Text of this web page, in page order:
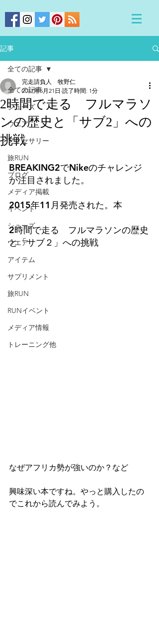
記事
全ての記事
シューズ
ウエア
アクセサリー
旅RUN
ブログ
メディア掲載
イベント
シューズ
ウエア
アイテム
サプリメント
旅RUN
RUNイベント
メディア情報
トレーニング他
全ての記事
2時間で走る フルマラソ
ンの歴史と「サブ2」への
挑戦
完走請負人 牧野仁
2017年5月21日 読了時間: 1分
BREAKING2でNikeのチャレンジ
が注目されました。
2015年11月発売された。本
2時間で走る　フルマラソンの歴史
と「サブ２」への挑戦
なぜアフリカ勢が強いのか？など
興味深い本ですね。やっと購入したの
でこれから読んでみよう。